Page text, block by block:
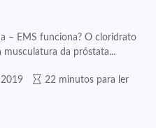
– EMS funciona? O cloridrato
musculatura da próstata...
22 minutos para ler